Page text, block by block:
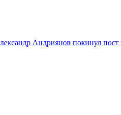
Андриянов покинул пост